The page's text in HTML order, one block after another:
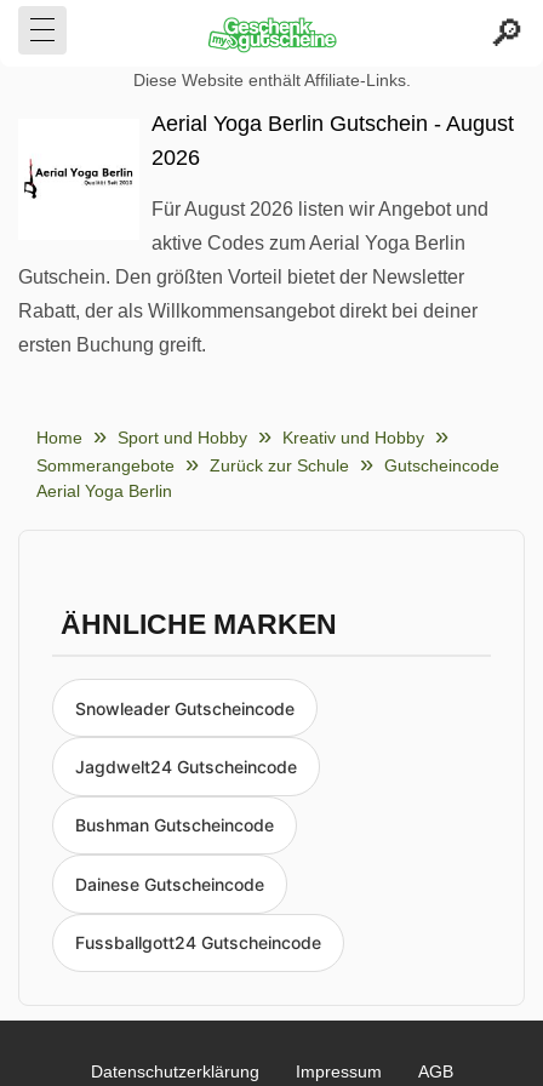
Diese Website enthält Affiliate-Links.
Aerial Yoga Berlin Gutschein - August
2026
Für August 2026 listen wir Angebot und
aktive Codes zum Aerial Yoga Berlin
Gutschein. Den größten Vorteil bietet der Newsletter
Rabatt, der als Willkommensangebot direkt bei deiner
ersten Buchung greift.
Home Sport und Hobby
Kreativ und Hobby
Sommerangebote
Zurück zur Schule
Gutscheincode
Aerial Yoga Berlin
ÄHNLICHE MARKEN
Snowleader Gutscheincode
Jagdwelt24 Gutscheincode
Bushman Gutscheincode
Dainese Gutscheincode
Fussballgott24 Gutscheincode
Datenschutzerklärung Impressum AGB